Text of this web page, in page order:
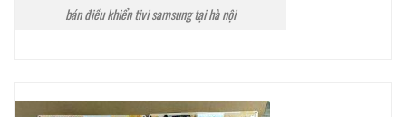
bán điều khiển tivi samsung tại hà nội